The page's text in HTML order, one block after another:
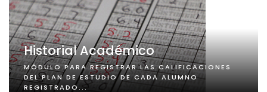
Historial Académico
MÓDULO PARA REGISTRAR LAS CALIFICACIONES
DEL PLAN DE ESTUDIO DE CADA ALUMNO
REGISTRADO...